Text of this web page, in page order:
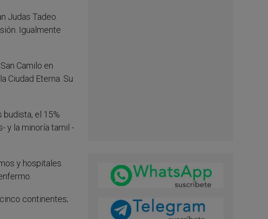
Judas Tadeo.
Igualmente
Camilo en
Ciudad Eterna. Su
el 15%
y la minoría tamil -
y hospitales.
continentes;